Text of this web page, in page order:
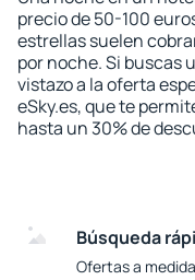
precio de 50-100
estrellas suelen
por noche. Si buscas
vistazo a la oferta
eSky.es, que te
hasta un 30% de
Búsqueda
Ofertas a